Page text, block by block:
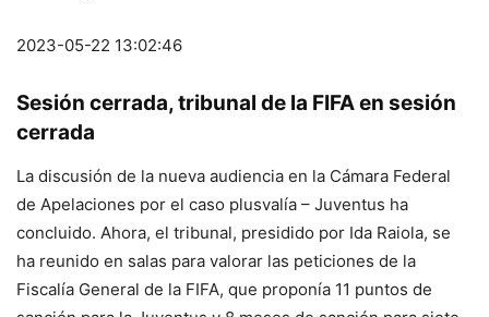
2023-05-22 13:02:46
Sesión cerrada, tribunal de la FIFA en sesión
cerrada
La discusión de la nueva audiencia en la Cámara Federal
de Apelaciones por el caso plusvalía – Juventus ha
concluido. Ahora, el tribunal, presidido por Ida Raiola, se
ha reunido en salas para valorar las peticiones de la
Fiscalía General de la FIFA, que proponía 11 puntos de